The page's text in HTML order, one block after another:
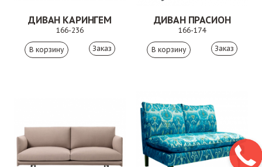
ДИВАН КАРИНГЕМ
166-236
Заказ
ДИВАН ПРАСИОН
166-174
Заказ